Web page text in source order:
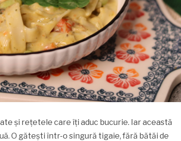
și rețetele care îți aduc bucurie. Iar această
O gătești într-o singură tigaie, fără bătăi de